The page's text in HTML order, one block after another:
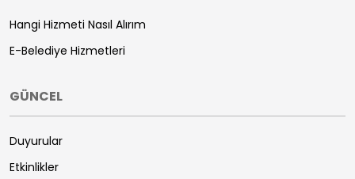
Hangi Hizmeti Nasıl Alırım
E-Belediye Hizmetleri
GÜNCEL
Duyurular
Etkinlikler